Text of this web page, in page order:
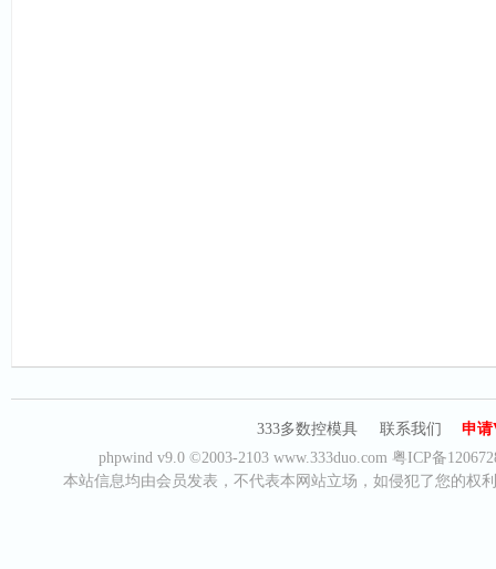
333多数控模具 联系我们
申请
phpwind v9.0©2003-2103 www.333duo.com 粤ICP备
本站信息均由会员发表，不代表本网站立场，如侵犯了您的权